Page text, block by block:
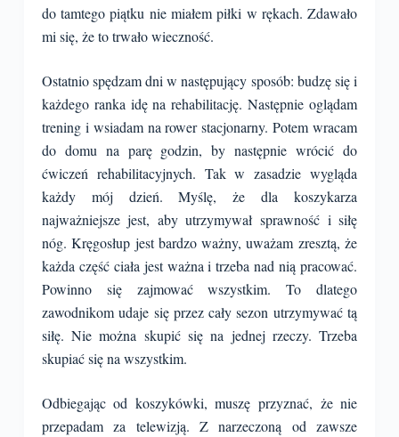
do tamtego piątku nie miałem piłki w rękach. Zdawało
mi się, że to trwało wieczność.
Ostatnio spędzam dni w następujący sposób: budzę się i
każdego ranka idę na rehabilitację. Następnie oglądam
trening i wsiadam na rower stacjonarny. Potem wracam
do domu na parę godzin, by następnie wrócić do
ćwiczeń rehabilitacyjnych. Tak w zasadzie wygląda
każdy mój dzień. Myślę, że dla koszykarza
najważniejsze jest, aby utrzymywał sprawność i siłę
nóg. Kręgosłup jest bardzo ważny, uważam zresztą, że
każda część ciała jest ważna i trzeba nad nią pracować.
Powinno się zajmować wszystkim. To dlatego
zawodnikom udaje się przez cały sezon utrzymywać tą
siłę. Nie można skupić się na jednej rzeczy. Trzeba
skupiać się na wszystkim.
Odbiegając od koszykówki, muszę przyznać, że nie
przepadam za telewizją. Z narzeczoną od zawsze